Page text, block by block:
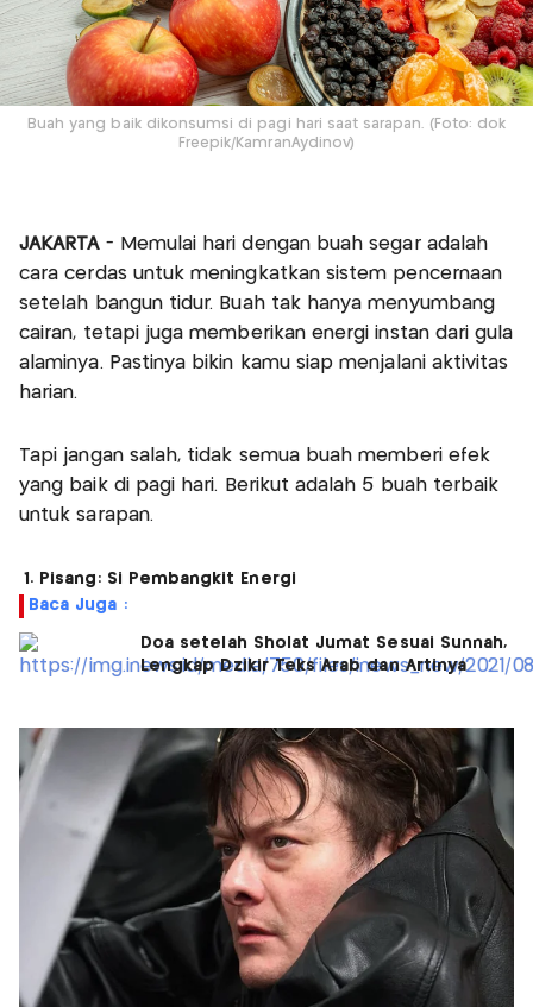
Buah yang baik dikonsumsi di pagi hari saat sarapan. (Foto: dok
Freepik/KamranAydinov)
JAKARTA- Memulai hari dengan buah segar adalah
cara cerdas untuk meningkatkan sistem pencernaan
setelah bangun tidur. Buah tak hanya menyumbang
cairan, tetapi juga memberikan energi instan dari gula
alaminya. Pastinya bikin kamu siap menjalani aktivitas
harian.
Tapi jangan salah, tidak semua buah memberi efek
yang baik di pagi hari. Berikut adalah 5 buah terbaik
untuk sarapan.
1. Pisang: Si Pembangkit Energi
Baca Juga :
Doa setelah Sholat Jumat Sesuai Sunnah,
Lengkap Dzikir Teks Arab dan Artinya